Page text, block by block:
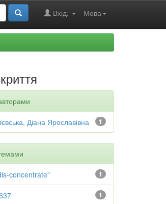
Мова
Вхід:
1
Діана Ярославівна
1
concentrate"
1